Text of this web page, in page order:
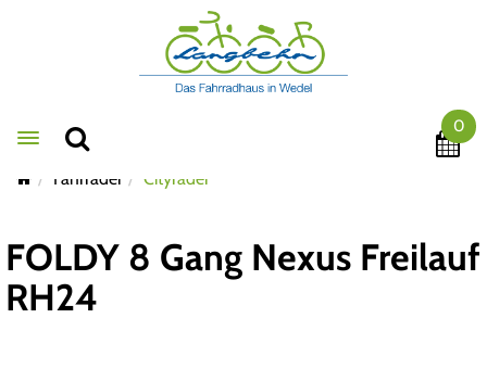
Toggle navigation
0
Fahrräder Cityräder
FOLDY 8 Gang Nexus Freilauf
RH24